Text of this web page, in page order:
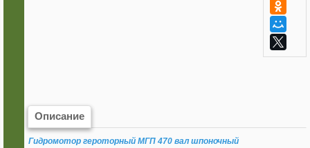
Описание
Гидромотор героторный МГП 470 вал шпоночный